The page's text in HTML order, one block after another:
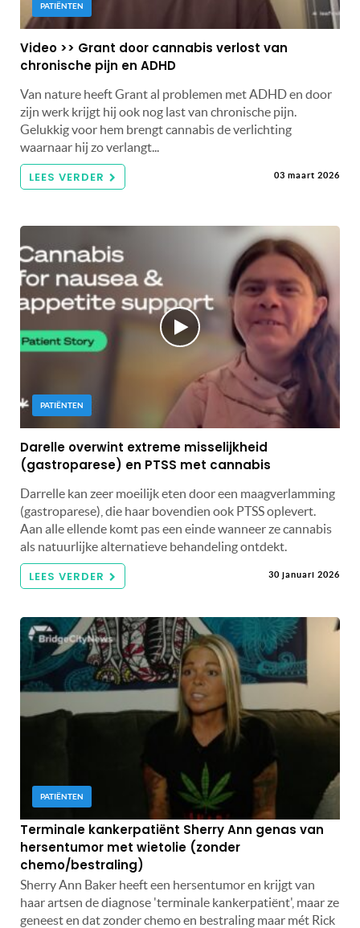
PATIËNTEN
Video >> Grant door cannabis verlost van
chronische pijn en ADHD
Van nature heeft Grant al problemen met ADHD en door
zijn werk krijgt hij ook nog last van chronische pijn.
Gelukkig voor hem brengt cannabis de verlichting
waarnaar hij zo verlangt...
LEES VERDER 03 maart 2026
PATIËNTEN
Darelle overwint extreme misselijkheid
(gastroparese) en PTSS met cannabis
Darrelle kan zeer moeilijk eten door een maagverlamming
(gastroparese), die haar bovendien ook PTSS oplevert.
Aan alle ellende komt pas een einde wanneer ze cannabis
als natuurlijke alternatieve behandeling ontdekt.
LEES VERDER 30 januari 2026
PATIËNTEN
Terminale kankerpatiënt Sherry Ann genas van
hersentumor met wietolie (zonder
chemo/bestraling)
Sherry Ann Baker heeft een hersentumor en krijgt van
haar artsen de diagnose 'terminale kankerpatiënt', maar ze
geneest en dat zonder chemo en bestraling maar mét Rick